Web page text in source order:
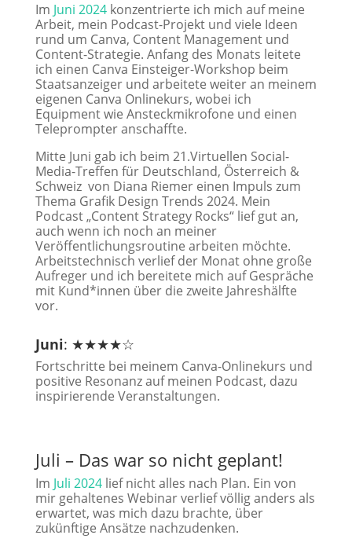
Im Juni 2024konzentrierte ich mich auf meine
Arbeit, mein Podcast-Projekt und viele Ideen
rund um Canva, Content Management und
Content-Strategie. Anfang des Monats leitete
ich einen Canva Einsteiger-Workshop beim
Staatsanzeiger und arbeitete weiter an meinem
eigenen Canva Onlinekurs, wobei ich
Equipment wie Ansteckmikrofone und einen
Teleprompter anschaffte.
Mitte Juni gab ich beim 21.Virtuellen Social-
Media-Treffen für Deutschland, Österreich &
Schweiz von Diana Riemer einen Impuls zum
Thema Grafik Design Trends 2024. Mein
Podcast „Content Strategy Rocks“ lief gut an,
auch wenn ich noch an meiner
Veröffentlichungsroutine arbeiten möchte.
Arbeitstechnisch verlief der Monat ohne große
Aufreger und ich bereitete mich auf Gespräche
mit Kund*innen über die zweite Jahreshälfte
vor.
Juni: ★★★★☆
Fortschritte bei meinem Canva-Onlinekurs und
positive Resonanz auf meinen Podcast, dazu
inspirierende Veranstaltungen.
Juli – Das war so nicht geplant!
Im Juli 2024lief nicht alles nach Plan. Ein von
mir gehaltenes Webinar verlief völlig anders als
erwartet, was mich dazu brachte, über
zukünftige Ansätze nachzudenken.